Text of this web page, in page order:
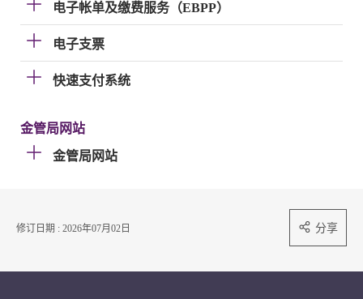
电子帐单及缴费服务（EBPP）
电子支票
快速支付系统
金管局网站
金管局网站
修订日期 : 2026年07月02日 分享